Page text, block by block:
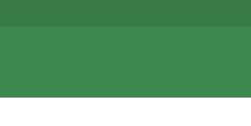
095900365